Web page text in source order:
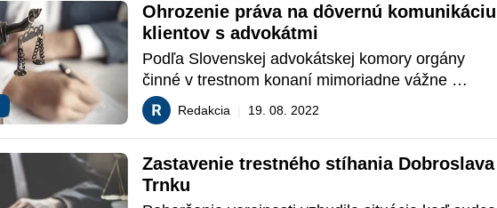
Ohrozenie práva na dôvernú komunikáciu
klientov s advokátmi
Podľa Slovenskej advokátskej komory orgány
činné v trestnom konaní mimoriadne vážne
ohrozili právo na dôvernú komunikáciu klientov
s advokátmi počas prehliadky advokátskej
kancelárie.
Redakcia 19. 08. 2022
Zastavenie trestného stíhania Dobroslava
Trnku